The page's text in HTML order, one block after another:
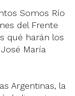
Somos Río
del Frente
qué harán los
María
Argentinas, la